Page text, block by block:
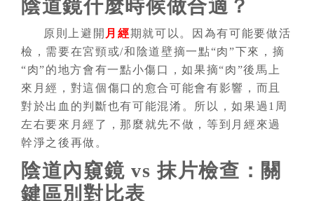
陰道鏡什麼時候做合適？
原則上避開 月經期就可以。因為有可能要做活
檢，需要在宮頸或/和陰道壁摘一點“肉”下來，摘
“肉”的地方會有一點小傷口，如果摘“肉”後馬上
來月經，對這個傷口的愈合可能會有影響，而且
對於出血的判斷也有可能混淆。所以，如果過1周
左右要來月經了，那麼就先不做，等到月經來過
幹淨之後再做。
陰道內窺鏡 vs 抹片檢查：關
鍵區別對比表